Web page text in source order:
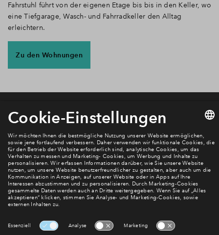
Fahrstuhl führt von der eigenen Etage bis bis in den Keller, wo
eine Tiefgarage, Wasch- und Fahrradkeller den Alltag
erleichtern.
Zu den Wohnungen
Newsletter Anmeldung
Verpassen Sie zu diesem Wohnprojekt keine Neuigkeiten
mehr! Wir halten Sie auf dem Laufenden – mit unserem
regelmäßig erscheinenden Newsletter informieren wir Sie
über den Stand dieses und weiterer Neubauprojekte.
E-Mail-Adresse
Abonnieren